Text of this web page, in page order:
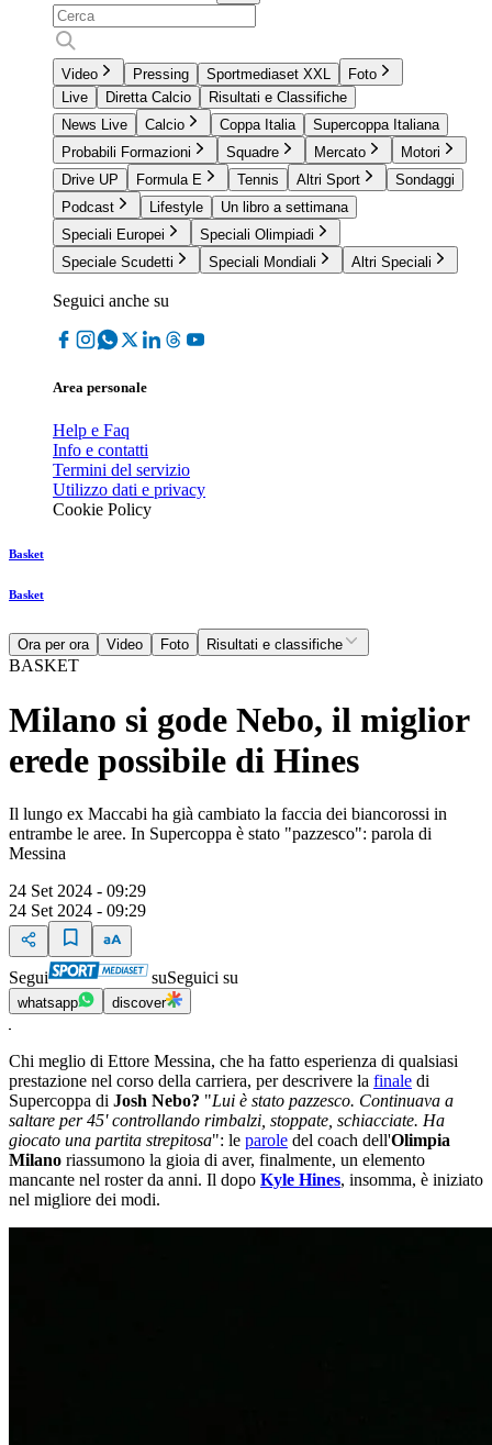
Video Pressing Sportmediaset XXL
Foto
Live
Diretta Calcio
Risultati e Classifiche
News Live
Calcio Coppa Italia
Supercoppa Italiana
Probabili Formazioni
Squadre Mercato
Motori
Drive UP
Formula E Tennis Altri Sport
Sondaggi
Podcast
Lifestyle
Un libro a settimana
Speciali Europei
Speciali Olimpiadi
Speciale Scudetti
Speciali Mondiali Altri Speciali
Seguici anche su
Area personale
Help e Faq
Info e contatti
Termini del servizio
Utilizzo dati e privacy
Cookie Policy
Basket
Basket
Ora per ora Video Foto Risultati e classifiche
BASKET
Milano si gode Nebo, il miglior
erede possibile di Hines
Il lungo ex Maccabi ha già cambiato la faccia dei biancorossi in
entrambe le aree. In Supercoppa è stato "pazzesco": parola di
Messina
24 Set 2024 - 09:29
24 Set 2024 - 09:29
Segui suSeguici su
whatsapp discover
Chi meglio di Ettore Messina, che ha fatto esperienza di qualsiasi
prestazione nel corso della carriera, per descrivere la finale di
Supercoppa di Josh Nebo? "Lui è stato pazzesco. Continuava a
saltare per 45' controllando rimbalzi, stoppate, schiacciate. Ha
giocato una partita strepitosa": le parole del coach dell'Olimpia
Milano riassumono la gioia di aver, finalmente, un elemento
mancante nel roster da anni. Il dopo Kyle Hines, insomma, è iniziato
nel migliore dei modi.